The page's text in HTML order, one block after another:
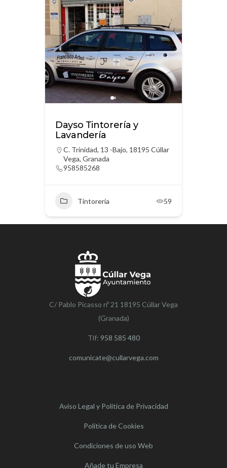
Dayso Tintorería y
Lavandería
C. Trinidad, 13 -Bajo, 18195 Cúllar
Vega, Granada
958585268
Tintorería 59
C/ Pablo Picasso nº 21 18195 Cúllar Vega
(Granada)
Tlf: 958 585 480
comunicate@cullarvega.com
Aviso Legal y Política de Privacidad
Política de Cookies
Condiciones de uso Web
Añade tu Empresa